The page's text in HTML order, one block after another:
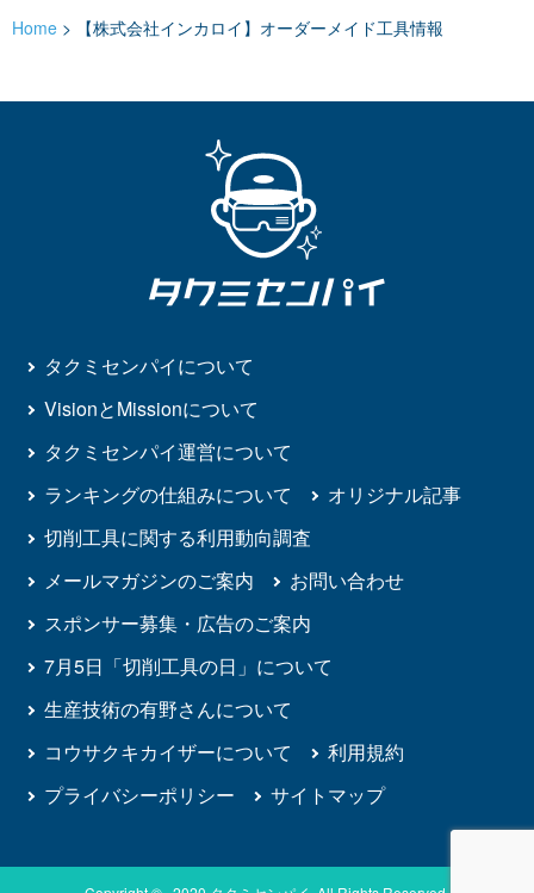
Home > 【株式会社インカロイ】オーダーメイド工具情報
タクミセンパイについて
VisionとMissionについて
タクミセンパイ運営について
ランキングの仕組みについて
オリジナル記事
切削工具に関する利用動向調査
メールマガジンのご案内
お問い合わせ
スポンサー募集・広告のご案内
7月5日「切削工具の日」について
生産技術の有野さんについて
コウサクキカイザーについて
利用規約
プライバシーポリシー
サイトマップ